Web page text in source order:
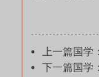
上一篇国学
下一篇国学